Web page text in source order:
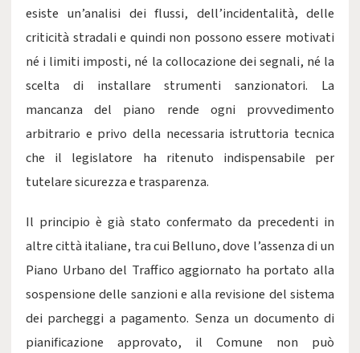
esiste un’analisi dei flussi, dell’incidentalità, delle
criticità stradali e quindi non possono essere motivati
né i limiti imposti, né la collocazione dei segnali, né la
scelta di installare strumenti sanzionatori. La
mancanza del piano rende ogni provvedimento
arbitrario e privo della necessaria istruttoria tecnica
che il legislatore ha ritenuto indispensabile per
tutelare sicurezza e trasparenza.
Il principio è già stato confermato da precedenti in
altre città italiane, tra cui Belluno, dove l’assenza di un
Piano Urbano del Traffico aggiornato ha portato alla
sospensione delle sanzioni e alla revisione del sistema
dei parcheggi a pagamento. Senza un documento di
pianificazione approvato, il Comune non può